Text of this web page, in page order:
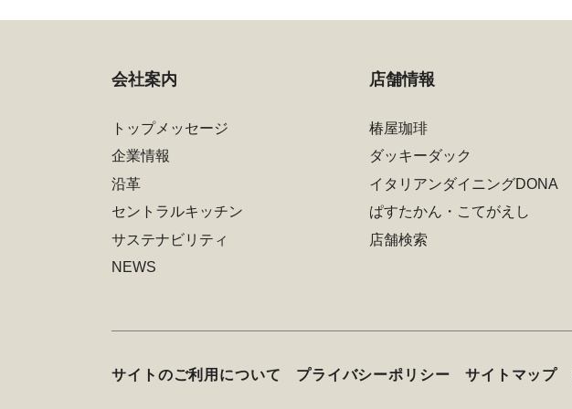
会社案内
トップメッセージ
企業情報
沿革
セントラルキッチン
サステナビリティ
NEWS
店舗情報
椿屋珈琲
ダッキーダック
イタリアンダイニングDONA
ぱすたかん・こてがえし
店舗検索
サイトのご利用について プライバシーポリシー サイトマップ